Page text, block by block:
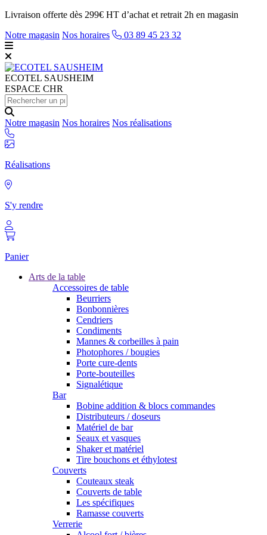
Livraison offerte dès 299€ HT d’achat et retrait 2h en magasin
Notre magasin Nos horaires 03 89 45 23 32
ECOTEL SAUSHEIM
ESPACE CHR
Notre magasin Nos horaires Nos réalisations
Réalisations
S'y rendre
Panier
Arts de la table
Accessoires de table
Beurriers
Bonbonnières
Cendriers
Condiments
Mannes & corbeilles à pain
Photophores / bougies
Porte cure-dents
Porte-bouteilles
Signalétique
Bar
Bobine addition & blocs commandes
Distributeurs / doseurs
Matériel de bar
Seaux et vasques
Shaker et matériel
Tire bouchons et éthylotest
Couverts
Couteaux steak
Couverts de table
Les spécifiques
Ramasse couverts
Verrerie